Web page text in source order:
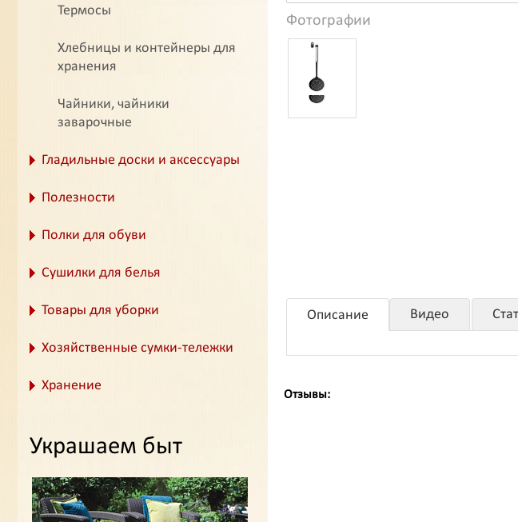
Термосы
Хлебницы и контейнеры для
хранения
Чайники, чайники
заварочные
Гладильные доски и аксессуары
Полезности
Полки для обуви
Сушилки для белья
Товары для уборки
Хозяйственные сумки-тележки
Хранение
Украшаем быт
Фотографии
Описание Видео
Отзывы: